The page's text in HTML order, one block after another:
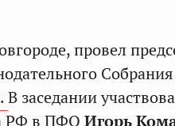
провел
Собрания
.В заседании
РФ в ПФО Игорь